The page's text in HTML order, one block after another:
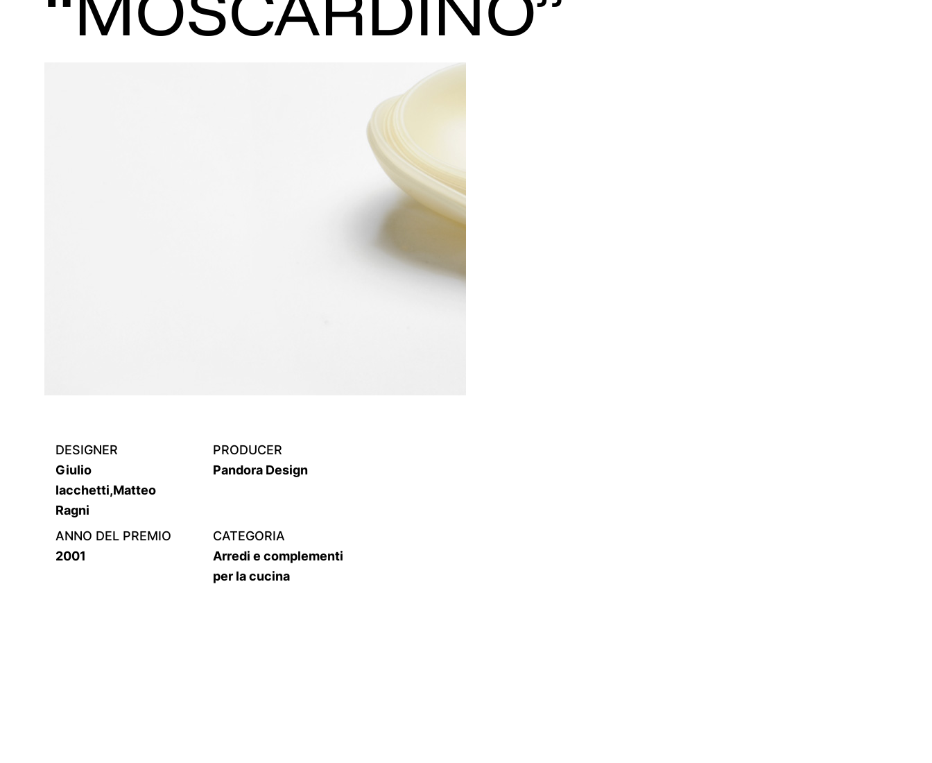
DESIGNER
Giulio
Iacchetti,Matteo
Ragni
PRODUCER
Pandora Design
ANNO DEL PREMIO
2001
CATEGORIA
Arredi e complementi
per la cucina